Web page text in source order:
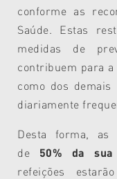
conforme as
Saúde. Estas
medidas de
contribuem para
como dos
diariamente
Desta forma, as
de 50% da
refeições